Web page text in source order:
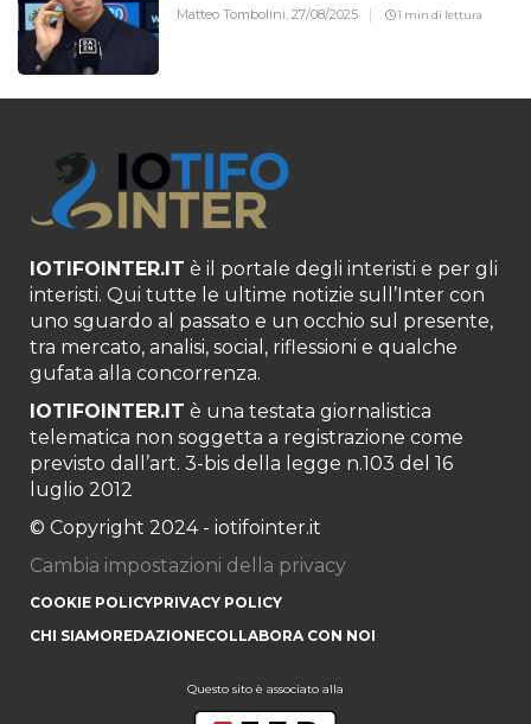
Matteo Tombolini,27/08/2025 1 min di lettura
IOTIFOINTER.IT è il portale degli interisti e per gli
interisti. Qui tutte le ultime notizie sull’Inter con
uno sguardo al passato e un occhio sul presente,
tra mercato, analisi, social, riflessioni e qualche
gufata alla concorrenza.
IOTIFOINTER.IT è una testata giornalistica
telematica non soggetta a registrazione come
previsto dall’art. 3-bis della legge n.103 del 16
luglio 2012
© Copyright 2024 - iotifointer.it
Cambia impostazioni della privacy
COOKIE POLICYPRIVACY POLICY
CHI SIAMOREDAZIONECOLLABORA CON NOI
Questo sito è associato alla